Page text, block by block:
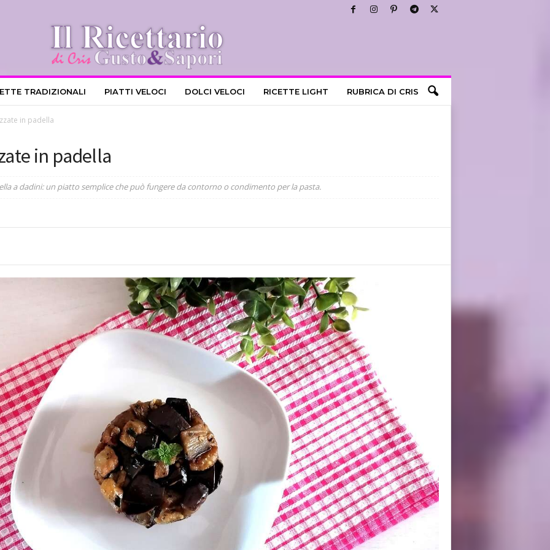
TRADIZIONALI PIATTI VELOCI DOLCI VELOCI RICETTE LIGHT RUBRICA DI CRIS
in padella
in padella
a dadini: un piatto semplice che può fungere da contorno o condimento per la pasta.